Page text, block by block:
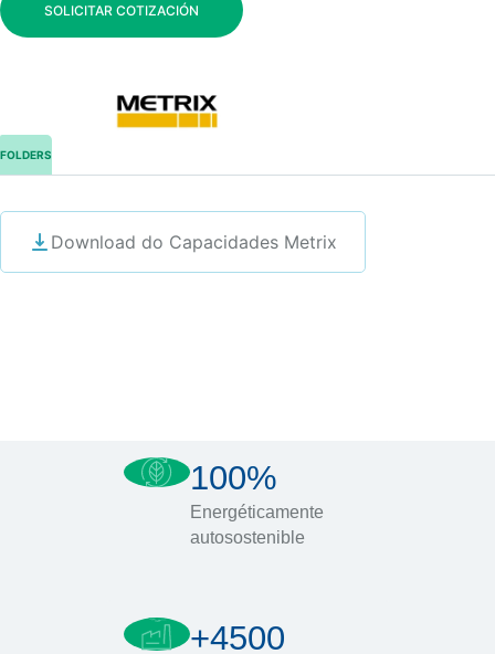
SOLICITAR COTIZACIÓN
FOLDERS
Download do Capacidades Metrix
100%
Energéticamente
autosostenible
+4500